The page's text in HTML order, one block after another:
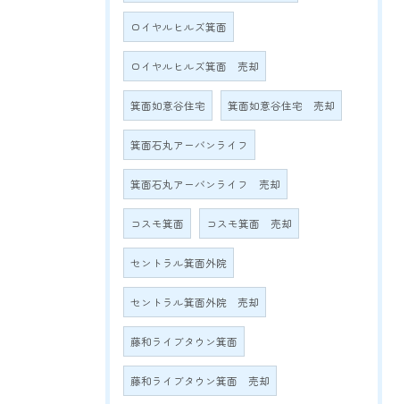
ロイヤルヒルズ箕面
ロイヤルヒルズ箕面 売却
箕面如意谷住宅 箕面如意谷住宅 売却
箕面石丸アーバンライフ
箕面石丸アーバンライフ 売却
コスモ箕面 コスモ箕面 売却
セントラル箕面外院
セントラル箕面外院 売却
藤和ライブタウン箕面
藤和ライブタウン箕面 売却